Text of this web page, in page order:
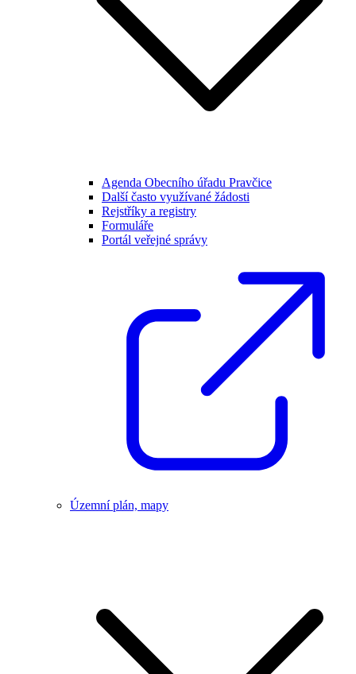
Agenda Obecního úřadu Pravčice
Další často využívané žádosti
Rejstříky a registry
Formuláře
Portál veřejné správy
Územní plán, mapy